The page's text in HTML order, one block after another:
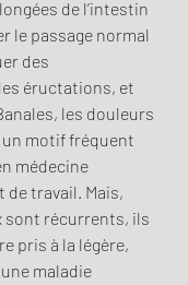
de l’intestin
le passage normal
des
éructations, et
les douleurs
motif fréquent
médecine
de travail. Mais,
sont récurrents, ils
pris à la légère,
maladie